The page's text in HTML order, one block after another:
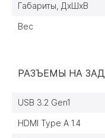
Габариты, ДхШхВ
Вес
РАЗЪЕМЫ НА
USB 3.2 Gen1
HDMI Type A 1.4